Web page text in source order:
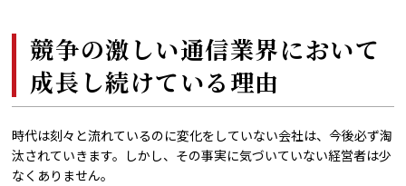
競争の激しい通信業界において
成長し続けている理由
時代は刻々と流れているのに変化をしていない会社は、今後必ず淘
汰されていきます。しかし、その事実に気づいていない経営者は少
なくありません。